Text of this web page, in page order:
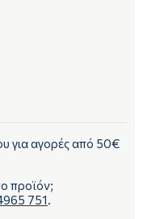
για αγορές από 50€
προϊόν;
751.